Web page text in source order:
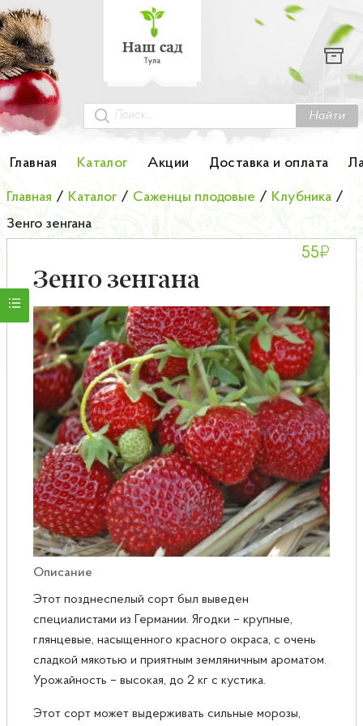
Найти
Главная Каталог Акции Доставка и оплата
Каталог
Гортензии
Грунты
Колоновидные деревья
Лук-севок
Малина
Мини-деревья
НОВИНКА Английские и Японские розы
Саженцы плодовые
Сирень
Главная / Каталог / Саженцы плодовые / Клубника /
Зенго зенгана
Зенго зенгана
55₽
Описание
Этот позднеспелый сорт был выведен
специалистами из Германии. Ягодки – крупные,
глянцевые, насыщенного красного окраса, с очень
сладкой мякотью и приятным земляничным ароматом.
Урожайность – высокая, до 2 кг с кустика.
Этот сорт может выдерживать сильные морозы,